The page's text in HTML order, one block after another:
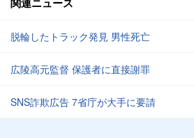
脱輪したトラック発見 男性死亡
広陵高元監督 保護者に直接謝罪
SNS詐欺広告 7省庁が大手に要請